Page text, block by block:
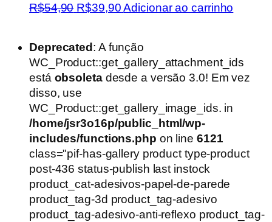
R$54,90 O
era:
R$54,90.
R$39,90O
é:
R$39,90.
Adicionar ao carrinho
Deprecated : A função
WC_Product::get_gallery_attachment_ids
está obsoletadesde a versão 3.0! Em vez
disso, use
WC_Product::get_gallery_image_ids. in
/home/jsr3o16p/public_html/wp-
includes/functions.php on line 6121
class="pif-has-gallery product type-product
post-436 status-publish last instock
product_cat-adesivos-papel-de-parede
product_tag-3d product_tag-adesivo
product_tag-adesivo-anti-reflexo product_tag-